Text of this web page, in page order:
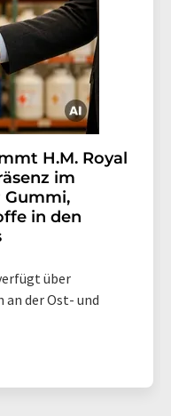
H.M. Royal
im
Gummi,
in den
über
der Ost- und